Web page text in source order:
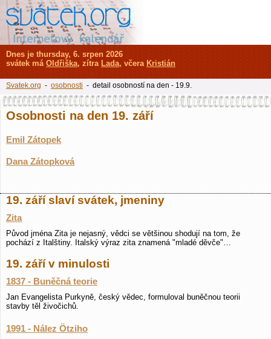
Osobnosti na den 19. září
Emil Zátopek
Dana Zátopková
19. září slaví svátek, jmeniny
Zita
Původ jména Zita je nejasný, vědci se většinou shodují na tom, že
pochází z Italštiny. Italský výraz zita znamená "mladé děvče"…
19. září v minulosti
1837 - Buněčná teorie
Jan Evangelista Purkyně, český vědec, formuloval buněčnou teorii
stavby těl živočichů.
1991 - Nález Ötziho
Dnes je thursday, 6. srpen 2026
svátek má Oldřiška, zítra Lada, včera Kristián
Svatek.org - osobnosti - detail osobností na den - 19.9.